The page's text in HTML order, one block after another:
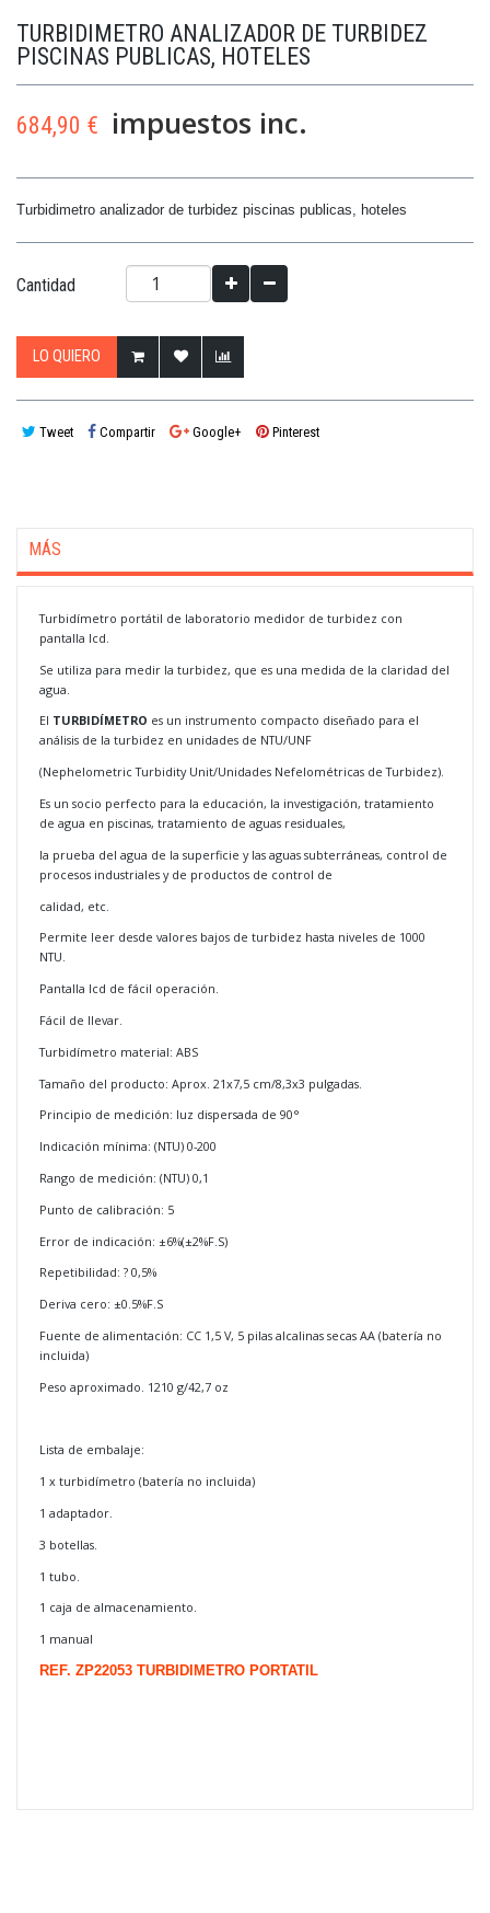
TURBIDIMETRO ANALIZADOR DE TURBIDEZ
PISCINAS PUBLICAS, HOTELES
684,90 € impuestos inc.
Turbidimetro analizador de turbidez piscinas publicas, hoteles
Cantidad
LO QUIERO
Tweet Compartir Google+ Pinterest
MÁS
Turbidímetro portátil de laboratorio medidor de turbidez con
pantalla lcd.
Se utiliza para medir la turbidez, que es una medida de la claridad del
agua.
El TURBIDÍMETRO es un instrumento compacto diseñado para el
análisis de la turbidez en unidades de NTU/UNF
(Nephelometric Turbidity Unit/Unidades Nefelométricas de Turbidez).
Es un socio perfecto para la educación, la investigación, tratamiento
de agua en piscinas, tratamiento de aguas residuales,
la prueba del agua de la superficie y las aguas subterráneas, control de
procesos industriales y de productos de control de
calidad, etc.
Permite leer desde valores bajos de turbidez hasta niveles de 1000
NTU.
Pantalla lcd de fácil operación.
Fácil de llevar.
Turbidímetro material: ABS
Tamaño del producto: Aprox. 21x7,5 cm/8,3x3 pulgadas.
Principio de medición: luz dispersada de 90°
Indicación mínima: (NTU) 0-200
Rango de medición: (NTU) 0,1
Punto de calibración: 5
Error de indicación: ±6%(±2%F.S)
Repetibilidad: ? 0,5%
Deriva cero: ±0.5%F.S
Fuente de alimentación: CC 1,5 V, 5 pilas alcalinas secas AA (batería no
incluida)
Peso aproximado. 1210 g/42,7 oz
Lista de embalaje:
1 x turbidímetro (batería no incluida)
1 adaptador.
3 botellas.
1 tubo.
1 caja de almacenamiento.
1 manual
REF. ZP22053 TURBIDIMETRO PORTATIL